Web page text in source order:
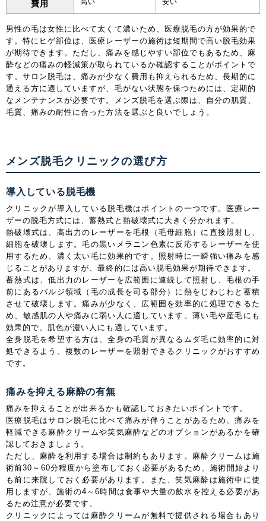
費用 高い 安い
男性の毛は女性に比べて太くて濃いため、医療脱毛の方が効果的で
す。特にヒゲ部位は、医療レーザーの施術は短期間で高い脱毛効果
が期待できます。ただし、痛みを感じやすい部位でもあるため、麻
酔などの痛みの軽減策が取られているか確認することがポイントで
す。サロン脱毛は、痛みが少なく費用も抑えられるため、長期的に
通える方に適していますが、毛がない状態を保つためには、定期的
なメンテナンスが必要です。メンズ脱毛を選ぶ際は、自分の肌質、
毛質、痛みの耐性に合った方法を選ぶと良いでしょう。
メンズ脱毛クリニックの選び方
導入している脱毛機
クリニックが導入している脱毛機はポイントの一つです。医療レー
ザーの脱毛方式には、蓄熱式と熱破壊式に大きく分かれます。
熱破壊式は、高出力のレーザーを毛根（毛母細胞）に直接照射し、
細胞を破壊します。毛の黒いメラニン色素に反応するレーザーを使
用するため、濃く太い毛に効果的です。照射時に一瞬強い痛みを感
じることがありますが、最終的には高い脱毛効果が期待できます。
蓄熱式は、低出力のレーザーを広範囲に連続して照射し、毛根の手
前にあるバルジ領域（毛の成長を司る部分）に熱をじわじわと蓄積
させて破壊します。痛みが少なく、広範囲を効率的に処理できるた
め、敏感肌の人や痛みに弱い人に適しています。薄い毛や産毛にも
効果的で、肌色が濃い人にも適しています。
全身脱毛を希望する方は、全身の毛質が異なるムダ毛に効率的に対
処できるよう、複数のレーザーを照射できるクリニックがおすすめ
です。
痛みを抑える麻酔の有無
痛みを抑えることが出来るかも確認しておきたいポイントです。
医療脱毛はサロン脱毛に比べて痛みが伴うことがあるため、痛みを
軽減できる麻酔クリームや笑気麻酔などのオプションがあるかを確
認しておきましょう。
ただし、麻酔を利用する場合は制約もあります。麻酔クリームは施
術前30～60分程度から塗布しておく必要があるため、施術開始より
も前に来院しておく必要があります。また、笑気麻酔は施術中に使
用しますが、施術の4～6時間は食事や大量の飲水を控える必要があ
るため注意が必要です。
クリニックによっては麻酔クリームが無料で提供される場合もあり